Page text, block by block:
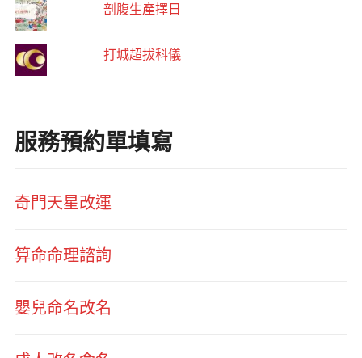
剖腹生產擇日
打城超拔科儀
服務預約單填寫
奇門天星改運
算命命理諮詢
嬰兒命名改名